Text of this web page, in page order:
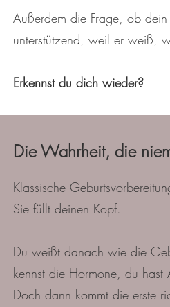
Außerdem die Frage, ob
unterstützend, weil er weiß,
Erkennst du dich wieder?
Die Wahrheit, die
Klassische
Sie füllt deinen Kopf.
Du weißt danach wie die
kennst die Hormone, du hast
Doch dann kommt die erste